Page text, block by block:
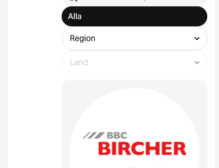
Alla
Filtrera efter region
Filtrera efter land (välj region först)